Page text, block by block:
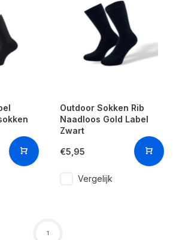
Outdoor Sokken Rib
Naadloos Gold Label
Zwart
€5,95
Vergelijk
1